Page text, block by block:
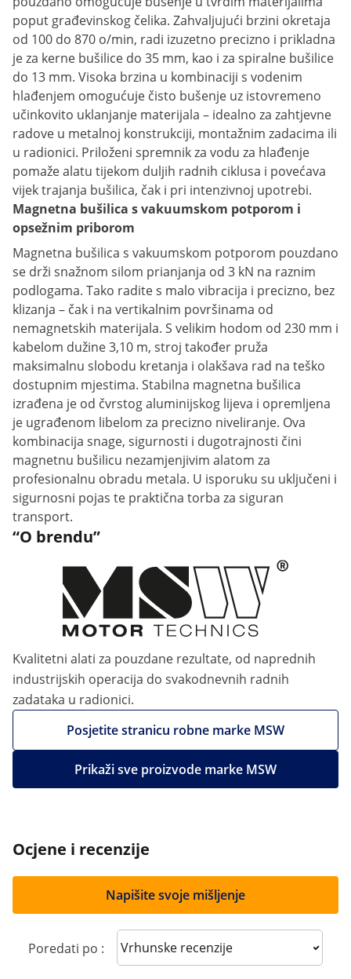
poput građevinskog čelika. Zahvaljujući brzini okretaja
od 100 do 870 o/min, radi izuzetno precizno i prikladna
je za kerne bušilice do 35 mm, kao i za spiralne bušilice
do 13 mm. Visoka brzina u kombinaciji s vodenim
hlađenjem omogućuje čisto bušenje uz istovremeno
učinkovito uklanjanje materijala – idealno za zahtjevne
radove u metalnoj konstrukciji, montažnim zadacima ili
u radionici. Priloženi spremnik za vodu za hlađenje
pomaže alatu tijekom duljih radnih ciklusa i povećava
vijek trajanja bušilica, čak i pri intenzivnoj upotrebi.
Magnetna bušilica s vakuumskom potporom i
opsežnim priborom
Magnetna bušilica s vakuumskom potporom pouzdano
se drži snažnom silom prianjanja od 3 kN na raznim
podlogama. Tako radite s malo vibracija i precizno, bez
klizanja – čak i na vertikalnim površinama od
nemagnetskih materijala. S velikim hodom od 230 mm i
kabelom dužine 3,10 m, stroj također pruža
maksimalnu slobodu kretanja i olakšava rad na teško
dostupnim mjestima. Stabilna magnetna bušilica
izrađena je od čvrstog aluminijskog lijeva i opremljena
je ugrađenom libelom za precizno niveliranje. Ova
kombinacija snage, sigurnosti i dugotrajnosti čini
magnetnu bušilicu nezamjenjivim alatom za
profesionalnu obradu metala. U isporuku su uključeni i
sigurnosni pojas te praktična torba za siguran
transport.
“O brendu”
Kvalitetni alati za pouzdane rezultate, od naprednih
industrijskih operacija do svakodnevnih radnih
zadataka u radionici.
Posjetite stranicu robne marke MSW
Prikaži sve proizvode marke MSW
Ocjene i recenzije
Napišite svoje mišljenje
Poredati po : Sort reviews